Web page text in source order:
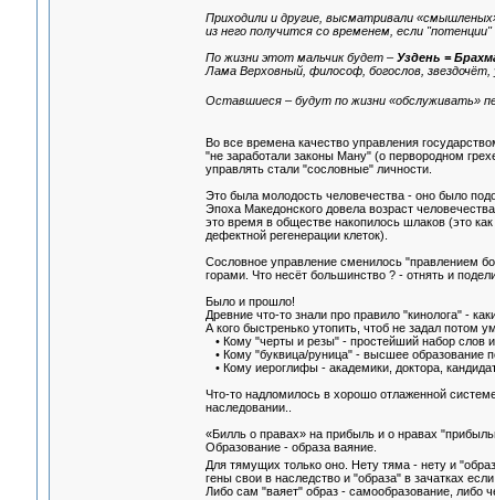
Приходили и другие, высматривали
из него получится со временем, если "потенции"
По жизни этот мальчик будет – Уздень =
Лама Верховный, философ, богослов, звездочёт,
Оставшиеся – будут по жизни «обслуживать»
Во все времена качество управления
"не заработали законы Ману" (о первородном
управлять стали "сословные" личности.
Это была молодость человечества - оно было
Эпоха Македонского довела возраст
это время в обществе накопилось шлаков (это
дефектной регенерации клеток).
Сословное управление сменилось "правлением
горами. Что несёт большинство ? - отнять и
Было и прошло!
Древние что-то знали про правило "кинолога" -
А кого быстренько утопить, чтоб не задал
• Кому "черты и резы" - простейший набор слов
• Кому "буквица/руница" - высшее образование
• Кому иероглифы - академики, доктора,
Что-то надломилось в хорошо отлаженной
наследовании..
«Билль о правах» на прибыль и о нравах
Образование - образа ваяние.
Для тямущих только оно. Нету тяма - нету и
гены свои в наследство и "образа" в зачатках
Либо сам "ваяет" образ - самообразование, либо